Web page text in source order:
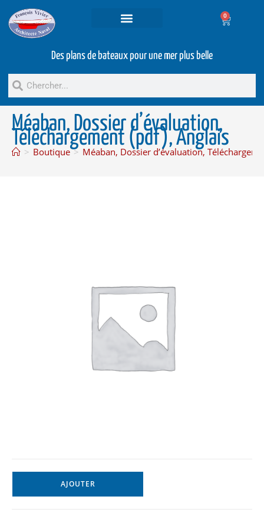
0
Des plans de bateaux pour une mer plus belle
Méaban, Dossier d’évaluation,
Téléchargement (pdf), Anglais
> Boutique > Méaban, Dossier d’évaluation,
AJOUTER